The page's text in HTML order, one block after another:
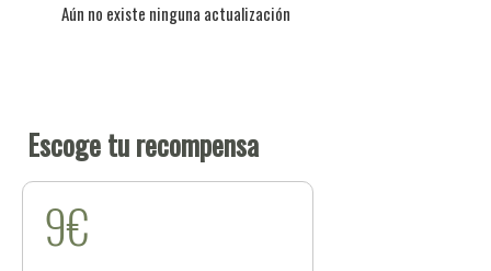
Aún no existe ninguna actualización
Escoge tu recompensa
9€